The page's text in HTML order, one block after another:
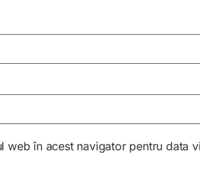
web în acest navigator pentru data